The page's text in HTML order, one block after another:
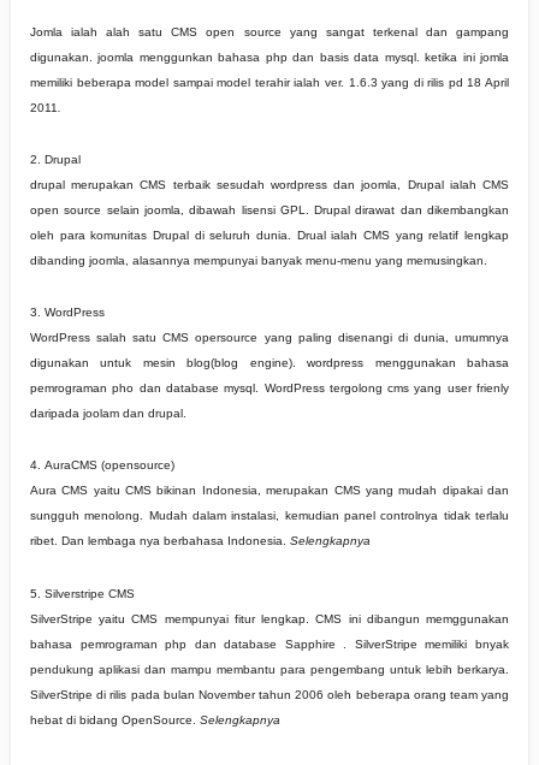
Jomla ialah alah satu CMS open source yang sangat terkenal dan gampang
digunakan. joomla menggunkan bahasa php dan basis data mysql. ketika ini jomla
memiliki beberapa model sampai model terahir ialah ver. 1.6.3 yang di rilis pd 18 April
2011
2. Drupal
drupal merupakan CMS terbaik sesudah wordpress dan joomla, Drupal ialah CMS
open source selain joomla, dibawah lisensi GPL. Drupal dirawat dan dikembangkan
oleh para komunitas Drupal di seluruh dunia. Drual ialah CMS yang relatif lengkap
dibanding joomla, alasannya mempunyai banyak menu-menu yang memusingkan.
3. WordPress
WordPress salah satu CMS opersource yang paling disenangi di dunia, umumnya
digunakan untuk mesin blog(blog engine). wordpress menggunakan bahasa
pemrograman pho dan database mysql. WordPress tergolong cms yang user frienly
daripada joolam dan drupal.
4. AuraCMS (opensource)
Aura CMS yaitu CMS bikinan Indonesia, merupakan CMS yang mudah dipakai dan
sungguh menolong. Mudah dalam instalasi, kemudian panel controlnya tidak terlalu
ribet. Dan lembaga nya berbahasa Indonesia. Selengkapnya
5. Silverstripe CMS
SilverStripe yaitu CMS mempunyai fitur lengkap. CMS ini dibangun memggunakan
bahasa pemrograman php dan database Sapphire . SilverStripe memiliki bnyak
pendukung aplikasi dan mampu membantu para pengembang untuk lebih berkarya.
SilverStripe di rilis pada bulan November tahun 2006 oleh beberapa orang team yang
hebat di bidang OpenSource. Selengkapnya